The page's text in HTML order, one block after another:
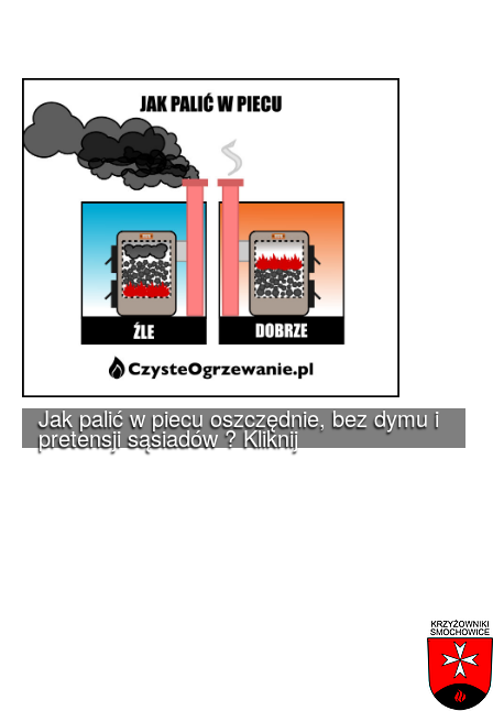
Jak palić w piecu oszczędnie, bez dymu i
pretensji sąsiadów ? Kliknij